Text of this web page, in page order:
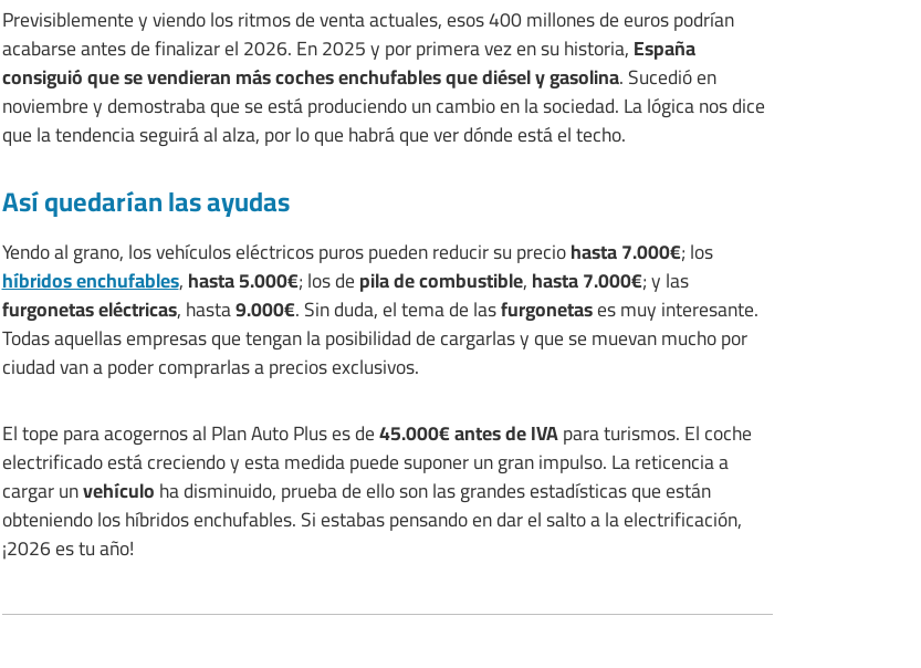
Previsiblemente y viendo los ritmos de venta actuales, esos 400 millones de euros podrían
acabarse antes de finalizar el 2026. En 2025 y por primera vez en su historia,España
consiguió que se vendieran más coches enchufables que diésel y gasolina. Sucedió en
noviembre y demostraba que se está produciendo un cambio en la sociedad. La lógica nos dice
que la tendencia seguirá al alza, por lo que habrá que ver dónde está el techo.
Así quedarían las ayudas
Yendo al grano, los vehículos eléctricos puros pueden reducir su preciohasta 7.000€; los
híbridos enchufables,hasta 5.000€; los depila de combustible,hasta 7.000€; y las
furgonetas eléctricas, hasta9.000€. Sin duda, el tema de lasfurgonetases muy interesante.
Todas aquellas empresas que tengan la posibilidad de cargarlas y que se muevan mucho por
ciudad van a poder comprarlas a precios exclusivos.
El tope para acogernos al Plan Auto Plus es de45.000€ antes de IVApara turismos. El coche
electrificado está creciendo y esta medida puede suponer un gran impulso. La reticencia a
cargar unvehículoha disminuido, prueba de ello son las grandes estadísticas que están
obteniendo los híbridos enchufables. Si estabas pensando en dar el salto a la electrificación,
¡2026 es tu año!